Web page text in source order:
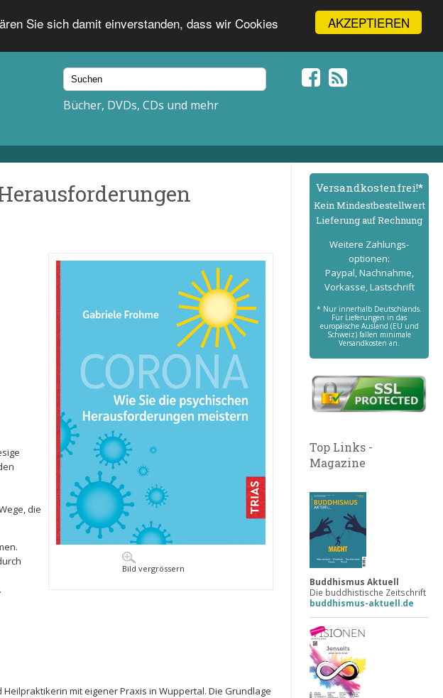
AKZEPTIEREN
Sie sich damit einverstanden, dass wir Cookies
Bücher, DVDs, CDs und mehr
Bild vergrössern
die
mit eigener Praxis in Wuppertal. Die Grundlage
Versand­kostenfrei!*
Kein Mindest­bestell­wert
Lieferung auf Rechnung
Weitere Zahlungs­
optionen:
Paypal, Nachnahme,
Vorkasse, Lastschrift
* Nur innerhalb Deutschlands.
Für Lieferungen in das
europäische Ausland (EU und
Schweiz) fallen minimale
Versandkosten an.
Top Links -
Magazine
Buddhismus Aktuell
Die buddhistische Zeitschrift
buddhismus-aktuell.de